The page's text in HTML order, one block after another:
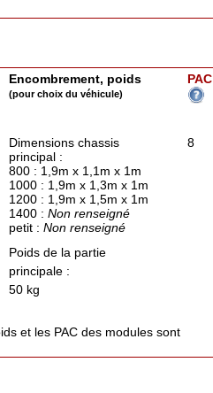
Encombrement, poids
(pour choix du véhicule)
PAC
Dimensions chassis
principal :
800 : 1,9m x 1,1m x 1m
1000 : 1,9m x 1,3m x 1m
1200 : 1,9m x 1,5m x 1m
1400 :Non renseigné
petit :Non renseigné
Poids de la partie
principale :
50 kg
8
et les PAC des modules sont